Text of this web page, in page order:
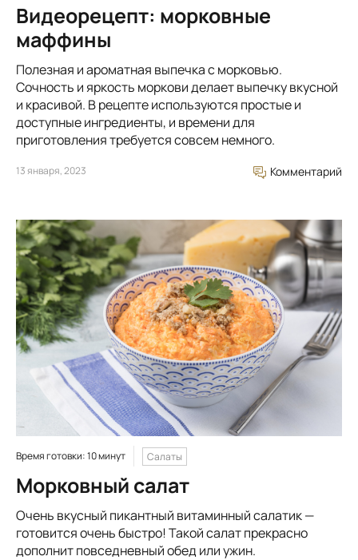
Видеорецепт: морковные
маффины
Полезная и ароматная выпечка с морковью.
Сочность и яркость моркови делает выпечку вкусной
и красивой. В рецепте используются простые и
доступные ингредиенты, и времени для
приготовления требуется совсем немного.
13 января, 2023 Комментарий
Время готовки: 10 минут Салаты
Морковный салат
Очень вкусный пикантный витаминный салатик —
готовится очень быстро! Такой салат прекрасно
дополнит повседневный обед или ужин.